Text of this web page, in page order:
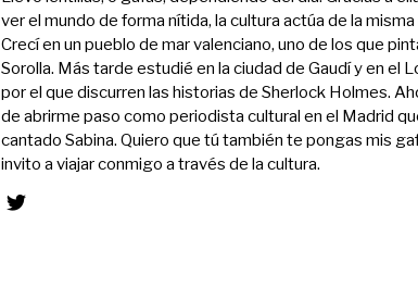
ver el mundo de forma nítida, la cultura actúa de la misma
Crecí en un pueblo de mar valenciano, uno de los que
Sorolla. Más tarde estudié en la ciudad de Gaudí y en el
por el que discurren las historias de Sherlock Holmes.
de abrirme paso como periodista cultural en el Madrid
cantado Sabina. Quiero que tú también te pongas mis
invito a viajar conmigo a través de la cultura.